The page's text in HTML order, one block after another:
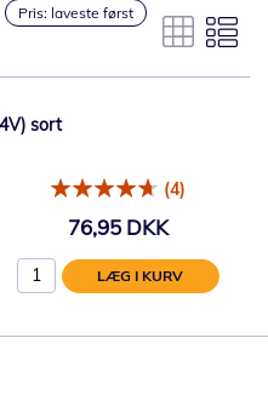
Pris: laveste først
sort
(4)
76,95 DKK
LÆG I KURV